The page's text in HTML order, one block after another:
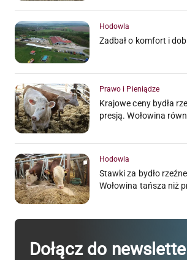
Hodowla
Zadbał o komfort i
Prawo i Pieniądze
Krajowe ceny bydła
presją. Wołowina
Hodowla
Stawki za bydło
Wołowina tańsza niż
Dołącz do